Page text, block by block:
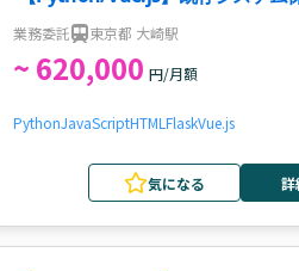
業務委託 東京都 大崎駅
~ 620,000 円/月額
PythonJavaScriptHTML FlaskVue.js
気になる 詳